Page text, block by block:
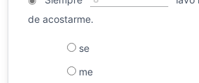
de acostarme.
se
me